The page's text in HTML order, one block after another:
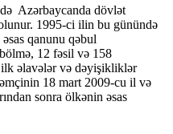
Azərbaycanda dövlət
1995-ci ilin bu günündə
qanunu qəbul
12 fəsil və 158
əlavələr və dəyişikliklər
18 mart 2009-cu il və
sonra ölkənin əsas